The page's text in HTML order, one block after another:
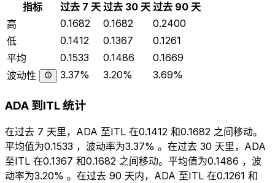
指标 过去 7 天 过去 30 天 过去 90 天
高
0.1682 0.1682
0.2400
低
0.1412 0.1367
0.1261
平均
0.1533 0.1486
0.1669
波动性
3.37% 3.20% 3.69%
ADA 到ITL 统计
在过去 7 天里，ADA 至ITL 在0.1412 和0.1682 之间移动。
平均值为0.1533 ，波动率为3.37% 。在过去 30 天里，ADA
至ITL 在0.1367 和0.1682 之间移动。平均值为0.1486 ，波
动率为3.20% 。在过去 90 天内，ADA 至ITL 在0.1261 和